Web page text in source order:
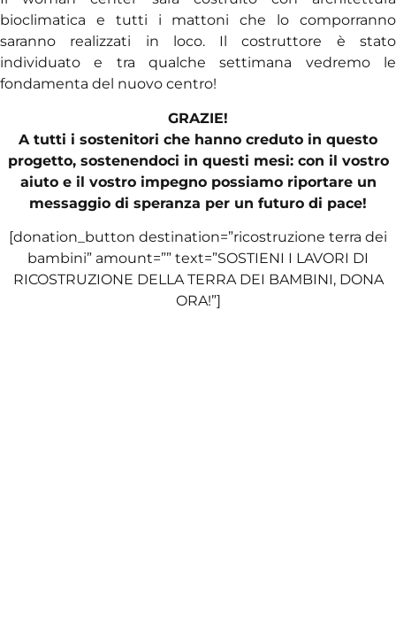
bioclimatica e tutti i mattoni che lo comporranno
saranno realizzati in loco. Il costruttore è stato
individuato e tra qualche settimana vedremo le
fondamenta del nuovo centro!
GRAZIE!
A tutti i sostenitori che hanno creduto in questo
progetto, sostenendoci in questi mesi: con il vostro
aiuto e il vostro impegno possiamo riportare un
messaggio di speranza per un futuro di pace!
[donation_button destination=”ricostruzione terra dei
bambini” amount=”” text=”SOSTIENI I LAVORI DI
RICOSTRUZIONE DELLA TERRA DEI BAMBINI, DONA
ORA!”]